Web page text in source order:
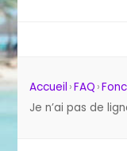
Accueil ›FAQ ›
Je n’ai pas de